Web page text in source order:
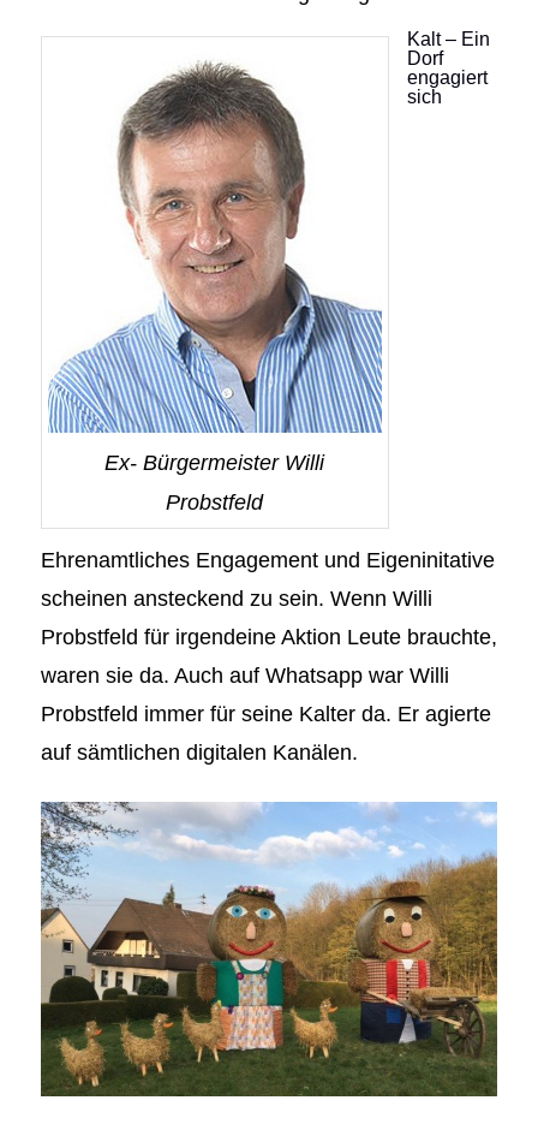
Ex- Bürgermeister Willi
Probstfeld
Kalt – Ein
Dorf
engagiert
sich
Ehrenamtliches Engagement und Eigeninitative
scheinen ansteckend zu sein. Wenn Willi
Probstfeld für irgendeine Aktion Leute brauchte,
waren sie da. Auch auf Whatsapp war Willi
Probstfeld immer für seine Kalter da. Er agierte
auf sämtlichen digitalen Kanälen.